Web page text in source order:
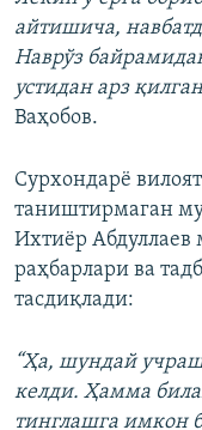
айтишича,
Наврўз
устидан арз
Ваҳобов.
Сурхондарё
таништирмаган
Ихтиёр Абдуллаев
раҳбарлари ва
тасдиқлади:
“Ҳа, шундай
келди. Ҳамма
тинглашга имкон